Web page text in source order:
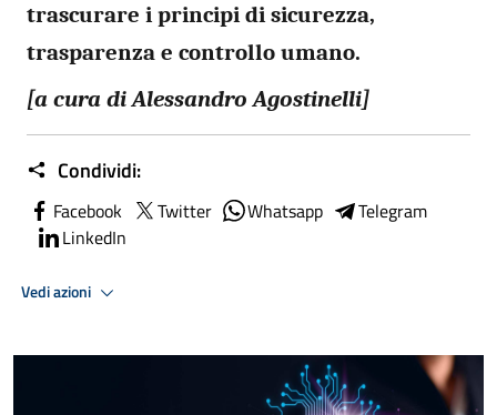
trascurare i principi di sicurezza,
trasparenza e controllo umano.
[a cura di Alessandro Agostinelli]
Condividi:
Facebook Twitter Whatsapp
Telegram
LinkedIn
Vedi azioni